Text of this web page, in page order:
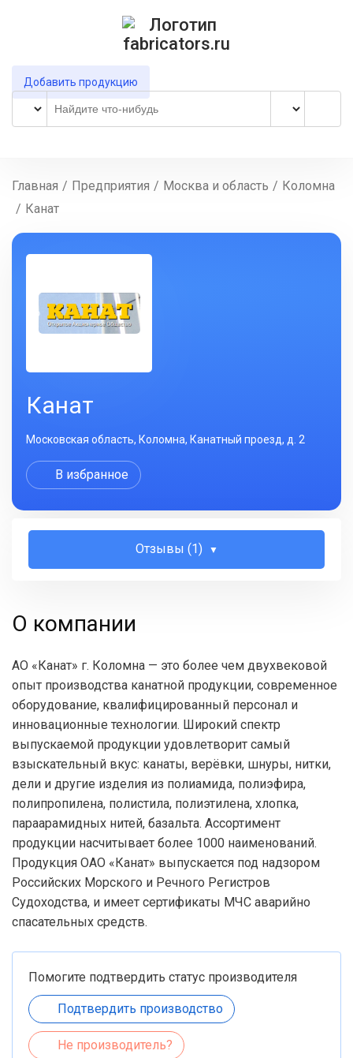
Добавить продукцию
Главная / Предприятия / Москва и область / Коломна
/ Канат
Канат
Московская область, Коломна, Канатный проезд, д. 2
В избранное
Отзывы (1)
О компании
АО «Канат» г. Коломна — это более чем двухвековой
опыт производства канатной продукции, современное
оборудование, квалифицированный персонал и
инновационные технологии. Широкий спектр
выпускаемой продукции удовлетворит самый
взыскательный вкус: канаты, верёвки, шнуры, нитки,
дели и другие изделия из полиамида, полиэфира,
полипропилена, полистила, полиэтилена, хлопка,
параарамидных нитей, базальта. Ассортимент
продукции насчитывает более 1000 наименований.
Продукция ОАО «Канат» выпускается под надзором
Российских Морского и Речного Регистров
Судоходства, и имеет сертификаты МЧС аварийно
спасательных средств.
Помогите подтвердить статус производителя
Подтвердить производство
Не производитель?